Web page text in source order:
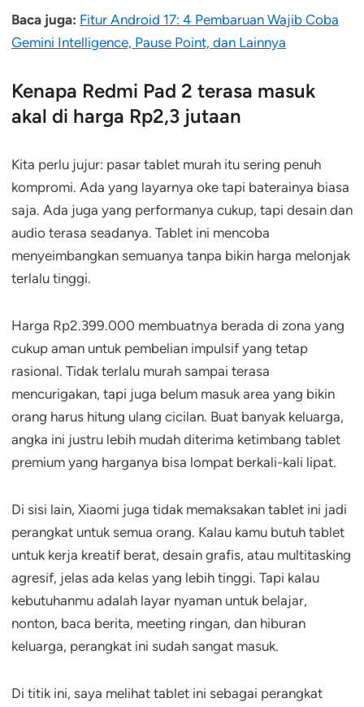
Baca juga: Fitur Android 17: 4 Pembaruan Wajib Coba
Gemini Intelligence, Pause Point, dan Lainnya
Kenapa Redmi Pad 2 terasa masuk
akal di harga Rp2,3 jutaan
Kita perlu jujur: pasar tablet murah itu sering penuh
kompromi. Ada yang layarnya oke tapi baterainya biasa
saja. Ada juga yang performanya cukup, tapi desain dan
audio terasa seadanya. Tablet ini mencoba
menyeimbangkan semuanya tanpa bikin harga melonjak
terlalu tinggi.
Harga Rp2.399.000 membuatnya berada di zona yang
cukup aman untuk pembelian impulsif yang tetap
rasional. Tidak terlalu murah sampai terasa
mencurigakan, tapi juga belum masuk area yang bikin
orang harus hitung ulang cicilan. Buat banyak keluarga,
angka ini justru lebih mudah diterima ketimbang tablet
premium yang harganya bisa lompat berkali-kali lipat.
Di sisi lain, Xiaomi juga tidak memaksakan tablet ini jadi
perangkat untuk semua orang. Kalau kamu butuh tablet
untuk kerja kreatif berat, desain grafis, atau multitasking
agresif, jelas ada kelas yang lebih tinggi. Tapi kalau
kebutuhanmu adalah layar nyaman untuk belajar,
nonton, baca berita, meeting ringan, dan hiburan
keluarga, perangkat ini sudah sangat masuk.
Di titik ini, saya melihat tablet ini sebagai perangkat